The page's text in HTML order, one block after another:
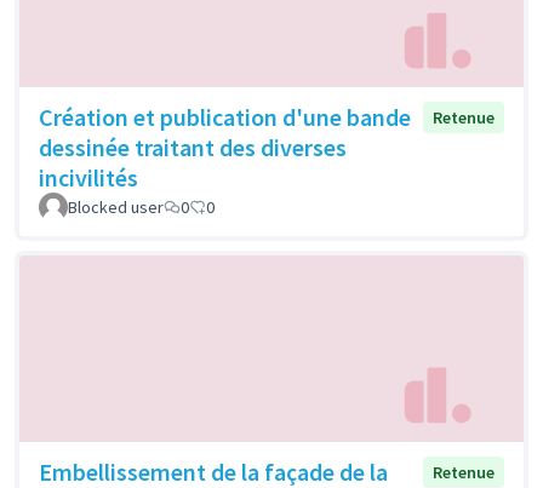
Création et publication d'une bande
dessinée traitant des diverses
incivilités
Retenue
Blocked user 0 0
Embellissement de la façade de la
Retenue